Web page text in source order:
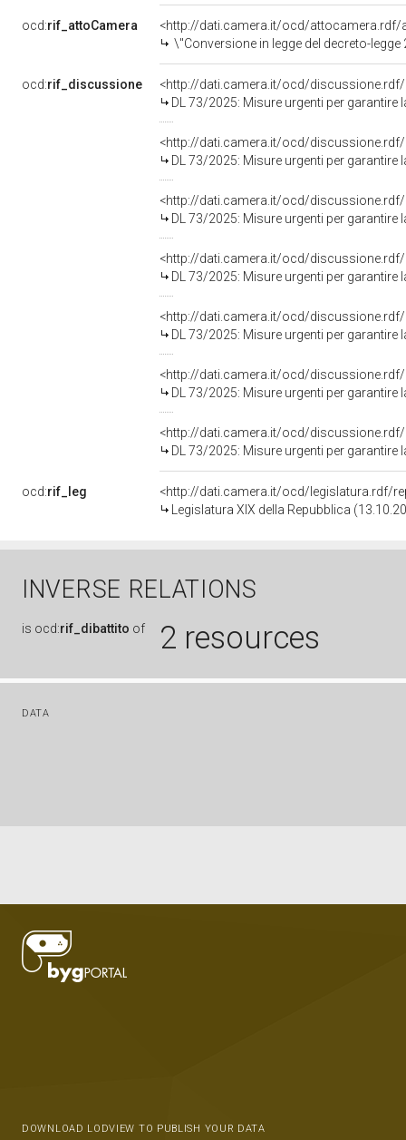
ocd:rif_attoCamera
<http://dati.camera.it/ocd/attocamera.rdf/
\"Conversione in legge del decreto-legge 21 maggio 2025, n. 73, recante misure urgenti per garantire la continuit&agrave; nella realizzazione di infrastrutture strategiche e nella gestione di
ocd:rif_discussione
<http://dati.camera.it/ocd/discussione.rdf/
DL 73/2025: Misure urgenti per garantire la continuità nella realizzazione di infrastrutture strategiche e nella gestione di contratti pubblici, il corretto
<http://dati.camera.it/ocd/discussione.rdf/
DL 73/2025: Misure urgenti per garantire la continuità nella realizzazione di infrastrutture strategiche e nella gestione di contratti pubblici, il corretto
<http://dati.camera.it/ocd/discussione.rdf/
DL 73/2025: Misure urgenti per garantire la continuità nella realizzazione di infrastrutture strategiche e nella gestione di contratti pubblici, il corretto
<http://dati.camera.it/ocd/discussione.rdf/
DL 73/2025: Misure urgenti per garantire la continuità nella realizzazione di infrastrutture strategiche e nella gestione di contratti pubblici, il corretto
<http://dati.camera.it/ocd/discussione.rdf/
DL 73/2025: Misure urgenti per garantire la continuità nella realizzazione di infrastrutture strategiche e nella gestione di contratti pubblici, il corretto
<http://dati.camera.it/ocd/discussione.rdf/
DL 73/2025: Misure urgenti per garantire la continuità nella realizzazione di infrastrutture strategiche e nella gestione di contratti pubblici, il corretto
<http://dati.camera.it/ocd/discussione.rdf/
DL 73/2025: Misure urgenti per garantire la continuità nella realizzazione di infrastrutture strategiche e nella gestione di contratti pubblici, il corretto
ocd:rif_leg
<http://dati.camera.it/ocd/legislatura.rdf/
Legislatura XIX della Repubblica
INVERSE RELATIONS
is ocd:rif_dibattito of 2 resources
DATA
DOWNLOAD LODVIEW TO PUBLISH YOUR DATA